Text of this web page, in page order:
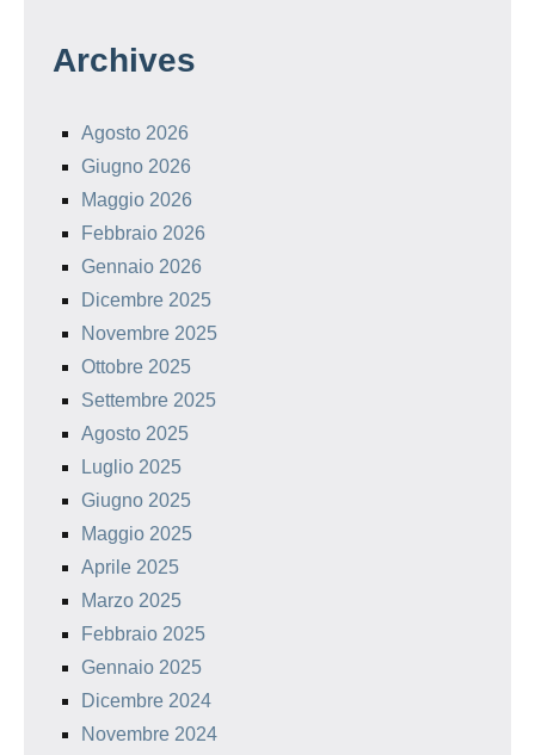
Archives
Agosto 2026
Giugno 2026
Maggio 2026
Febbraio 2026
Gennaio 2026
Dicembre 2025
Novembre 2025
Ottobre 2025
Settembre 2025
Agosto 2025
Luglio 2025
Giugno 2025
Maggio 2025
Aprile 2025
Marzo 2025
Febbraio 2025
Gennaio 2025
Dicembre 2024
Novembre 2024